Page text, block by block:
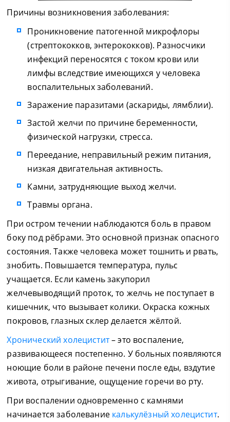
Причины возникновения заболевания:
Проникновение патогенной микрофлоры
(стрептококков, энтерококков). Разносчики
инфекций переносятся с током крови или
лимфы вследствие имеющихся у человека
воспалительных заболеваний.
Заражение паразитами (аскариды, лямблии).
Застой желчи по причине беременности,
физической нагрузки, стресса.
Переедание, неправильный режим питания,
низкая двигательная активность.
Камни, затрудняющие выход желчи.
Травмы органа.
При остром течении наблюдаются боль в правом
боку под рёбрами. Это основной признак опасного
состояния. Также человека может тошнить и рвать,
знобить. Повышается температура, пульс
учащается. Если камень закупорил
желчевыводящий проток, то желчь не поступает в
кишечник, что вызывает колики. Окраска кожных
покровов, глазных склер делается жёлтой.
Хронический холецистит– это воспаление,
развивающееся постепенно. У больных появляются
ноющие боли в районе печени после еды, вздутие
живота, отрыгивание, ощущение горечи во рту.
При воспалении одновременно с камнями
начинается заболевание калькулёзный холецистит.